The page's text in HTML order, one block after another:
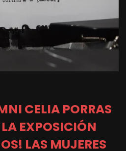
CELIA PORRAS
EXPOSICIÓN
LAS MUJERES